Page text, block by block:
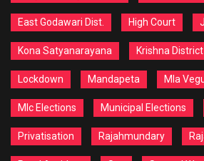
East Godawari Dist. High Court
Kona Satyanarayana Krishna District
Lockdown Mandapeta Mla
Mlc Elections Municipal Elections
Privatisation Rajahmundary